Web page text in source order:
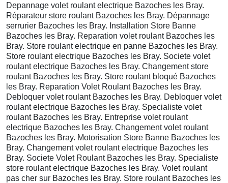
Depannage volet roulant electrique Bazoches les Bray.
Réparateur store roulant Bazoches les Bray. Dépannage
serrurier Bazoches les Bray. Installation Store Banne
Bazoches les Bray. Reparation volet roulant Bazoches les
Bray. Store roulant electrique en panne Bazoches les Bray.
Store roulant electrique Bazoches les Bray. Societe volet
roulant electrique Bazoches les Bray. Changement store
roulant Bazoches les Bray. Store roulant bloqué Bazoches
les Bray. Reparation Volet Roulant Bazoches les Bray.
Debloquer volet roulant Bazoches les Bray. Debloquer volet
roulant electrique Bazoches les Bray. Specialiste volet
roulant Bazoches les Bray. Entreprise volet roulant
electrique Bazoches les Bray. Changement volet roulant
Bazoches les Bray. Motorisation Store Banne Bazoches les
Bray. Changement volet roulant electrique Bazoches les
Bray. Societe Volet Roulant Bazoches les Bray. Specialiste
store roulant electrique Bazoches les Bray. Volet roulant
pas cher sur Bazoches les Bray. Store roulant Bazoches les